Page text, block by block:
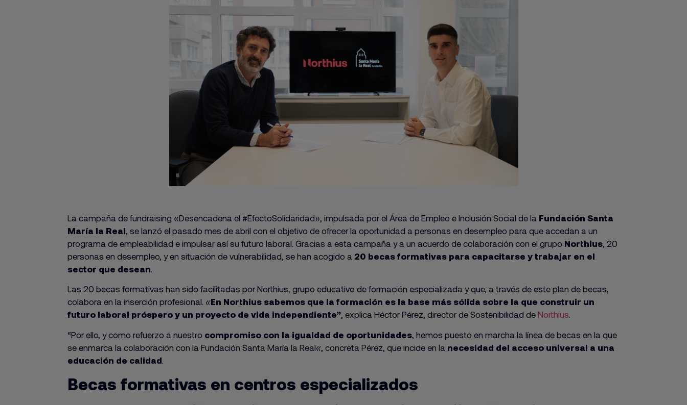
La campaña de fundraising «Desencadena el #EfectoSolidaridad», impulsada por el Área de Empleo e Inclusión Social de la Fundación Santa
María la Real , se lanzó el pasado mes de abril con el objetivo de ofrecer la oportunidad a personas en desempleo para que accedan a un
programa de empleabilidad e impulsar así su futuro laboral. Gracias a esta campaña y a un acuerdo de colaboración con el grupo Northius , 20
personas en desempleo, y en situación de vulnerabilidad, se han acogido a 20 becas formativas para capacitarse y trabajar en el
sector que desean
Las 20 becas formativas han sido facilitadas por Northius, grupo educativo de formación especializada y que, a través de este plan de becas,
colabora en la inserción profesional. «En Northius sabemos que la formación es la base más sólida sobre la que construir un
futuro laboral próspero y un proyecto de vida independiente”, explica Héctor Pérez, director de Sostenibilidad de Northius.
“Por ello, y como refuerzo a nuestro compromiso con la igualdad de oportunidades , hemos puesto en marcha la línea de becas en la que
se enmarca la colaboración con la Fundación Santa María la Real« , concreta Pérez, que incide en la necesidad del acceso universal a una
educación de calidad
Becas formativas en centros especializados